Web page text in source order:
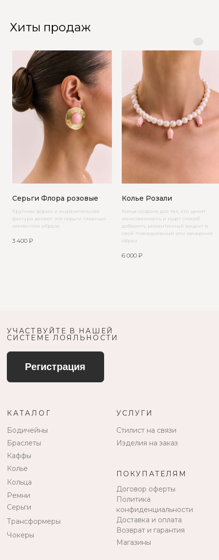
Хиты продаж
Серьги Флора розовые
Крупная форма и выразительная
фактура делают эти серьги главным
элементом образа
3 400 ₽
Колье Розали
Колье создано для тех, кто ценит
женственность и ищет способ
добавить романтичный акцент в
свой повседневный или вечерний
образ
6 000 ₽